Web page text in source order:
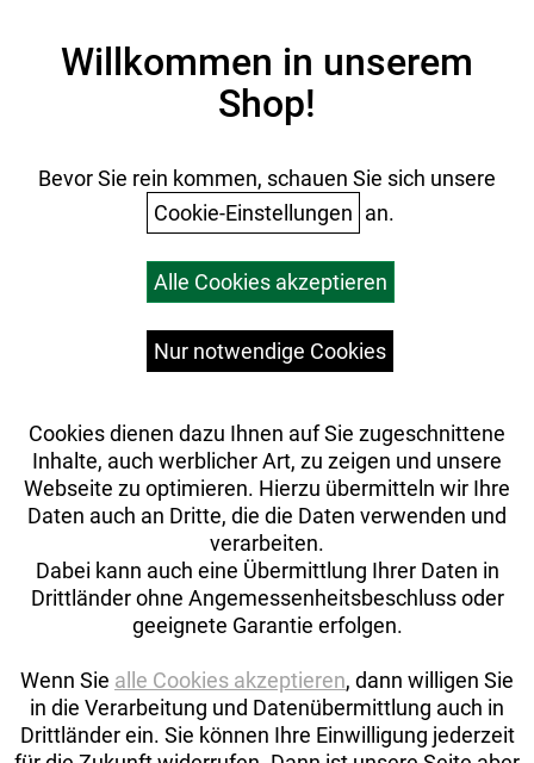
Datenschutz
Ihr Einkauf
Versandkosten
Willkommen in unserem
Shop!
Bevor Sie rein kommen, schauen Sie sich unsere
Cookie-Einstellungen an.
Alle Cookies akzeptieren
Nur notwendige Cookies
Cookies dienen dazu Ihnen auf Sie zugeschnittene
Inhalte, auch werblicher Art, zu zeigen und unsere
Webseite zu optimieren. Hierzu übermitteln wir Ihre
Daten auch an Dritte, die die Daten verwenden und
verarbeiten.
Dabei kann auch eine Übermittlung Ihrer Daten in
Drittländer ohne Angemessenheitsbeschluss oder
geeignete Garantie erfolgen.
Wenn Sie alle Cookies akzeptieren, dann willigen Sie
in die Verarbeitung und Datenübermittlung auch in
Drittländer ein. Sie können Ihre Einwilligung jederzeit
Auftrag widerrufen